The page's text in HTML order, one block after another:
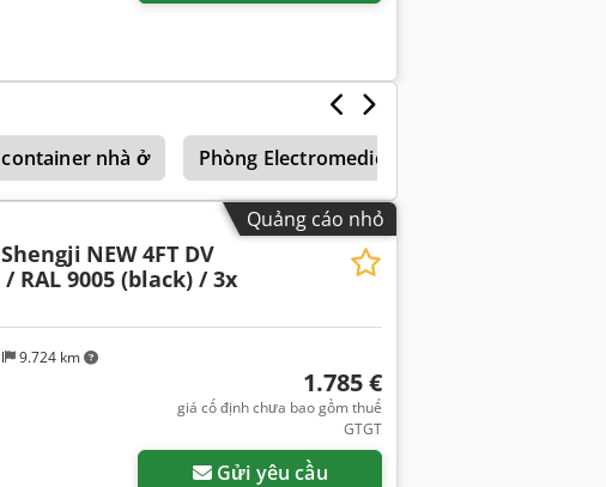
nhà ở Phòng Electromedicine
Quảng cáo nhỏ
9.724 km
NEW 4FT DV
RAL 9005 (black) / 3x
1.785 €
giá cố định chưa bao gồm thuế
GTGT
Gửi yêu cầu